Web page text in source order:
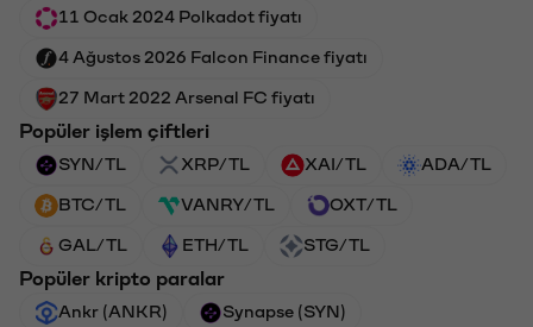
11 Ocak 2024 Polkadot fiyatı
4 Ağustos 2026 Falcon Finance fiyatı
27 Mart 2022 Arsenal FC fiyatı
Popüler işlem çiftleri
SYN/TL XRP/TL XAI/TL ADA/TL
BTC/TL VANRY/TL OXT/TL
GAL/TL ETH/TL STG/TL
Popüler kripto paralar
Ankr (ANKR) Synapse (SYN)